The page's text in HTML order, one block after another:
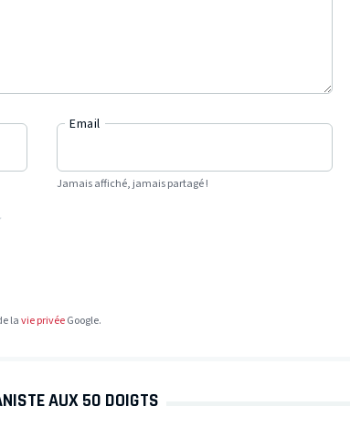
Email
Jamais affiché, jamais partagé !
lavie privéeGoogle.
AUX 50 DOIGTS